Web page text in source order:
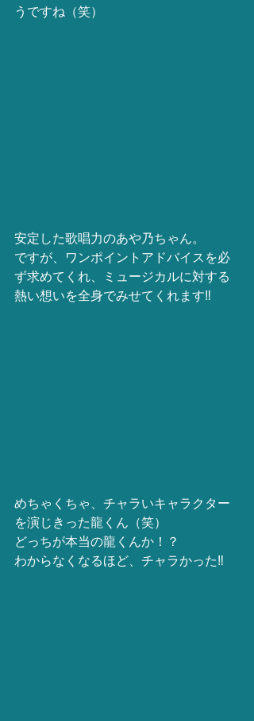
うですね（笑）
安定した歌唱力のあや乃ちゃん。
ですが、ワンポイントアドバイスを必
ず求めてくれ、ミュージカルに対する
熱い想いを全身でみせてくれます‼️
めちゃくちゃ、チャラいキャラクター
を演じきった龍くん（笑）
どっちが本当の龍くんか！？
わからなくなるほど、チャラかった‼️